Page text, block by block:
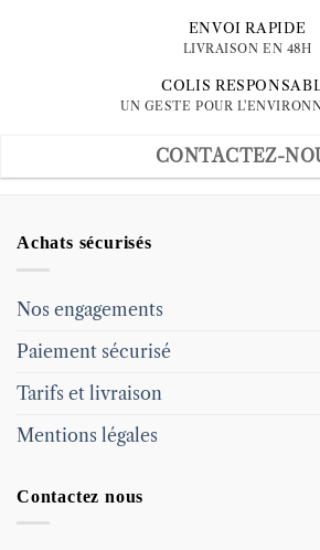
ENVOI RAPIDE
LIVRAISON EN 48H
COLIS
UN GESTE POUR
CONTACTEZ-
Achats sécurisés
Nos engagements
Paiement sécurisé
Tarifs et livraison
Mentions légales
Contactez nous